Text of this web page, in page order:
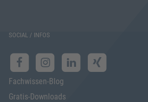
SOCIAL / INFOS
Fachwissen-Blog
Gratis-Downloads